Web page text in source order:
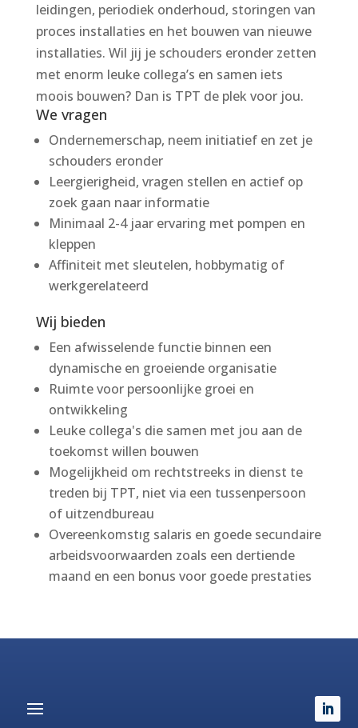
leidingen, periodiek onderhoud, storingen van
proces installaties en het bouwen van nieuwe
installaties. Wil jij je schouders eronder zetten
met enorm leuke collega’s en samen iets
moois bouwen? Dan is TPT de plek voor jou.
We vragen
Ondernemerschap, neem initiatief en zet je
schouders eronder
Leergierigheid, vragen stellen en actief op
zoek gaan naar informatie
Minimaal 2-4 jaar ervaring met pompen en
kleppen
Affiniteit met sleutelen, hobbymatig of
werkgerelateerd
Wij bieden
Een afwisselende functie binnen een
dynamische en groeiende organisatie
Ruimte voor persoonlijke groei en
ontwikkeling
Leuke collega's die samen met jou aan de
toekomst willen bouwen
Mogelijkheid om rechtstreeks in dienst te
treden bij TPT, niet via een tussenpersoon
of uitzendbureau
Overeenkomstıg salaris en goede secundaire
arbeidsvoorwaarden zoals een dertiende
maand en een bonus voor goede prestaties